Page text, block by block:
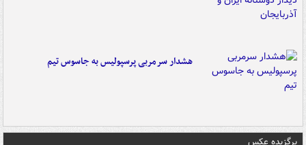
هشدار سرمربی پرسپولیس به جاسوس تیم
برگزیده عکس